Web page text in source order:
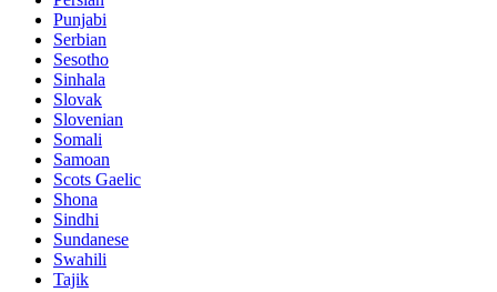
Punjabi
Serbian
Sesotho
Sinhala
Slovak
Slovenian
Somali
Samoan
Scots Gaelic
Shona
Sindhi
Sundanese
Swahili
Tajik